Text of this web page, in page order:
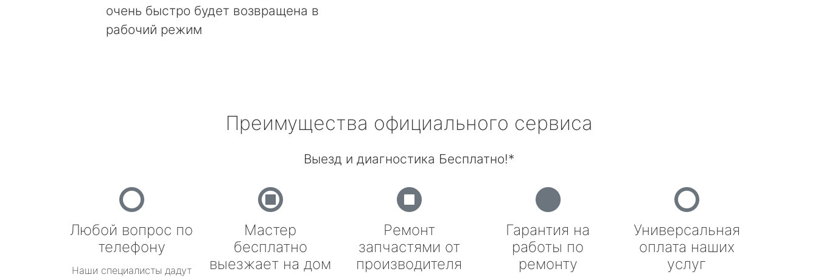
очень быстро будет возвращена в
рабочий режим
Преимущества официального сервиса
Выезд и диагностика Бесплатно!*
Любой вопрос по
телефону
Наши специалисты дадут
Мастер
бесплатно
выезжает на дом
Ремонт
запчастями от
производителя
Гарантия на
работы по
ремонту
Универсальная
оплата наших
услуг